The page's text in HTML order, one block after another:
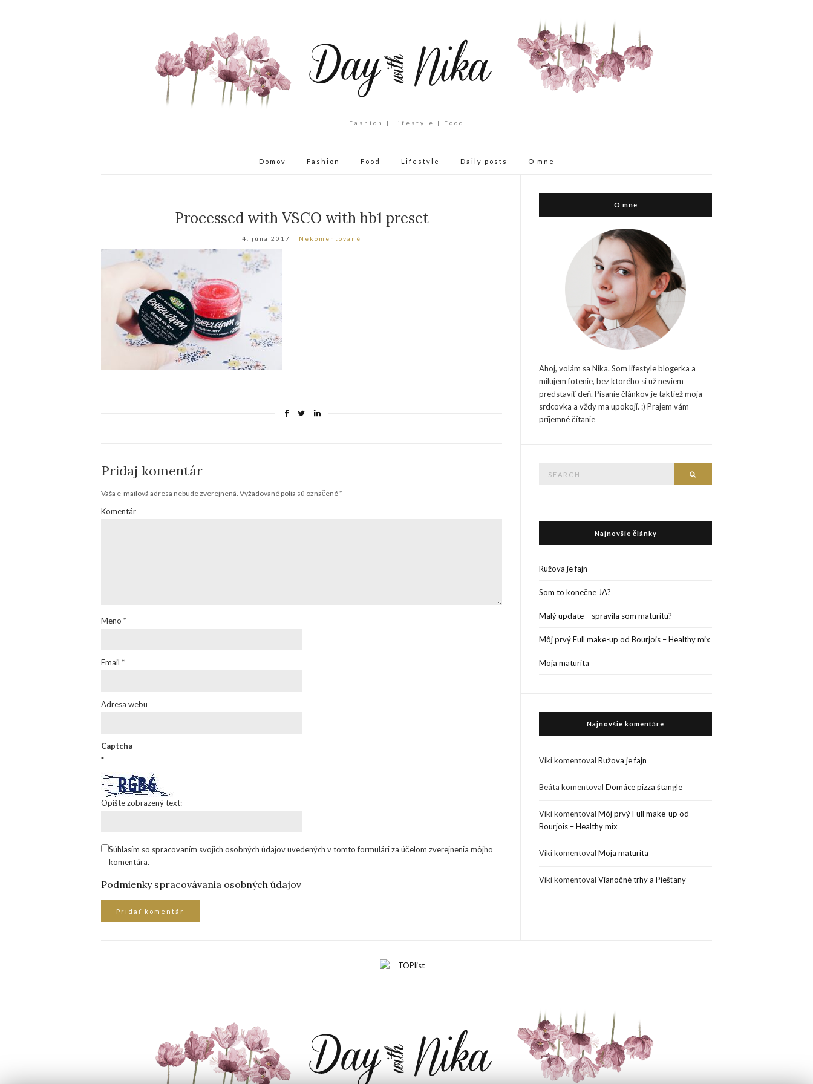
Fashion | Lifestyle | Food
Domov Fashion Food Lifestyle Daily posts O mne
Processed with VSCO with hb1 preset
4. júna 2017 Nekomentované
Pridaj komentár
Vaša e-mailová adresa nebude zverejnená. Vyžadované polia sú označené*
Komentár
Meno *
Email *
Adresa webu
Captcha
*
Opíšte zobrazený text:
Súhlasím so spracovaním svojich osobných údajov uvedených v tomto formulári za účelom zverejnenia môjho
komentára.
Podmienky spracovávania osobných údajov
O mne
Ahoj, volám sa Nika. Som lifestyle blogerka a
milujem fotenie, bez ktorého si už neviem
predstaviť deň. Písanie článkov je taktiež moja
srdcovka a vždy ma upokojí. :) Prajem vám
príjemné čítanie
Najnovšie články
Ružova je fajn
Som to konečne JA?
Malý update – spravila som maturitu?
Môj prvý Full make-up od Bourjois – Healthy mix
Moja maturita
Najnovšie komentáre
VikikomentovalRužova je fajn
Beáta komentovalDomáce pizza štangle
VikikomentovalMôj prvý Full make-up od
Bourjois – Healthy mix
VikikomentovalMoja maturita
VikikomentovalVianočné trhy a Piešťany